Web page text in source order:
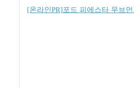
[온라인PR]포드 피에스타 무브먼